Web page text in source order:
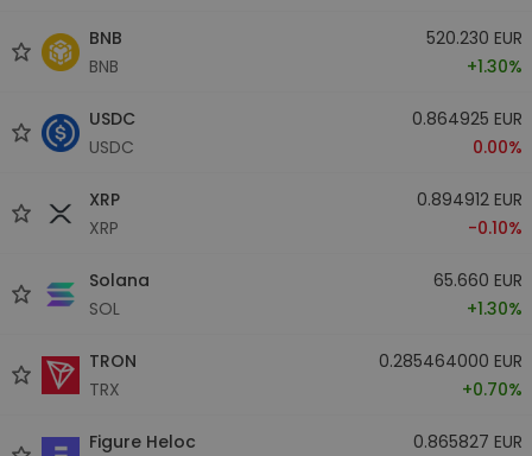
BNB
BNB
520.230 EUR
+1.30%
USDC
USDC
0.864925 EUR
0.00%
XRP
XRP
0.894912 EUR
-0.10%
Solana
SOL
65.660 EUR
+1.30%
TRON
TRX
0.285464000 EUR
+0.70%
Figure Heloc
0.865827 EUR